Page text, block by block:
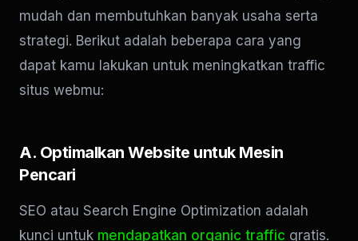
mudah dan membutuhkan banyak usaha serta
strategi. Berikut adalah beberapa cara yang
dapat kamu lakukan untuk meningkatkan traffic
situs webmu:
A. Optimalkan Website untuk Mesin
Pencari
SEO atau Search Engine Optimization adalah
kunci untuk mendapatkan organic traffic gratis.